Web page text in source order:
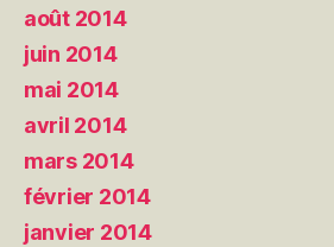
août 2014
juin 2014
mai 2014
avril 2014
mars 2014
février 2014
janvier 2014